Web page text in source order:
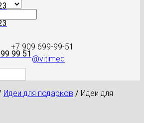
+7 909 699-99-51
@vitimed
99 51
Идеи для подарков / Идеи для